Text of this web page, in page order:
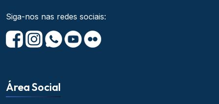
Siga-nos nas redes sociais:
Área Social